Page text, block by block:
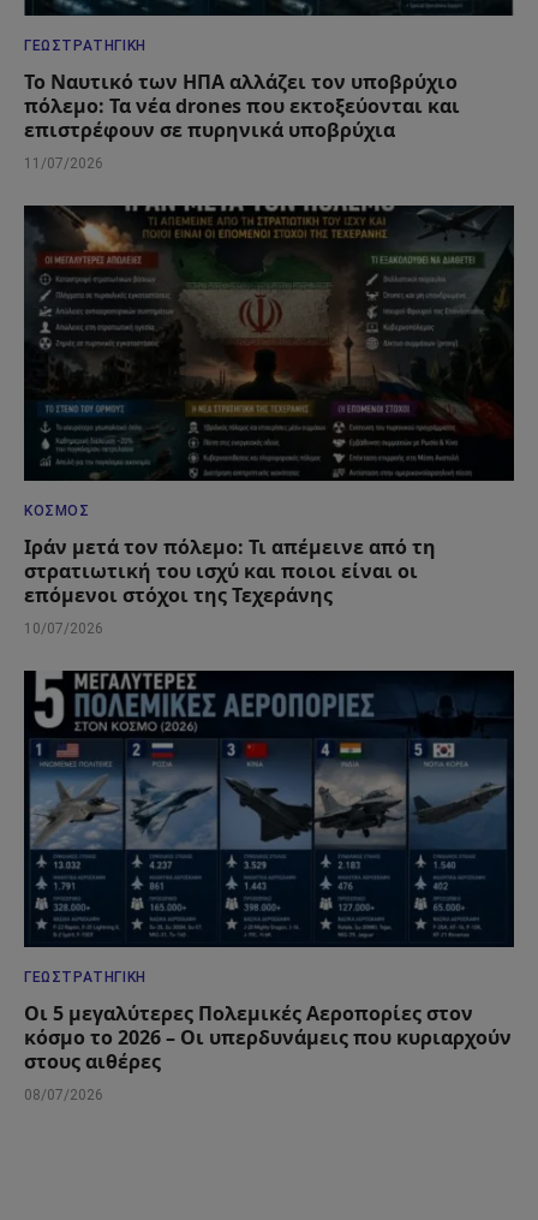
ΓΕΩΣΤΡΑΤΗΓΙΚΉ
Το Ναυτικό των ΗΠΑ αλλάζει τον υποβρύχιο
πόλεμο: Τα νέα drones που εκτοξεύονται και
επιστρέφουν σε πυρηνικά υποβρύχια
11/07/2026
ΚΌΣΜΟΣ
Ιράν μετά τον πόλεμο: Τι απέμεινε από τη
στρατιωτική του ισχύ και ποιοι είναι οι
επόμενοι στόχοι της Τεχεράνης
10/07/2026
ΓΕΩΣΤΡΑΤΗΓΙΚΉ
Οι 5 μεγαλύτερες Πολεμικές Αεροπορίες στον
κόσμο το 2026 – Οι υπερδυνάμεις που κυριαρχούν
στους αιθέρες
08/07/2026